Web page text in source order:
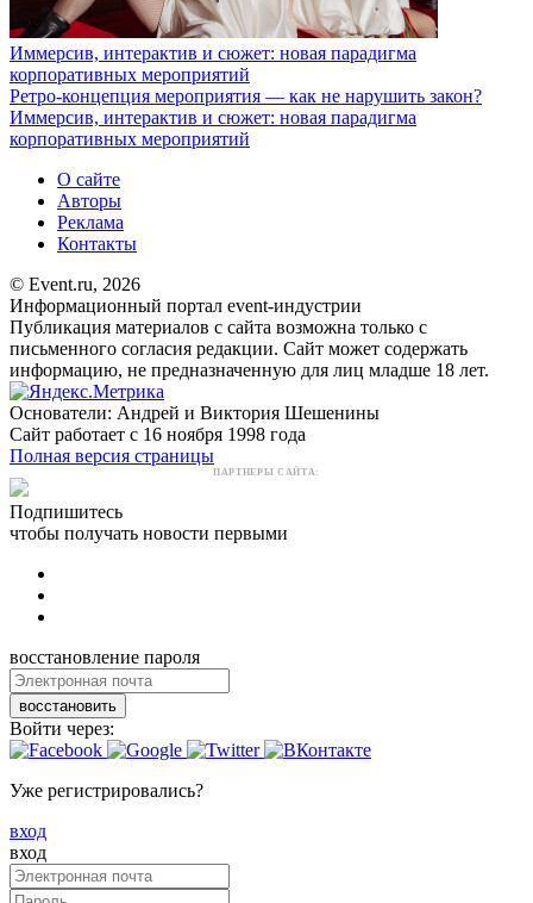
Иммерсив, интерактив и сюжет: новая парадигма
корпоративных мероприятий
Ретро-концепция мероприятия — как не нарушить закон?
Иммерсив, интерактив и сюжет: новая парадигма
корпоративных мероприятий
О сайте
Авторы
Реклама
Контакты
© Event.ru, 2026
Информационный портал event-индустрии
Публикация материалов с сайта возможна только с
письменного согласия редакции. Сайт может содержать
информацию, не предназначенную для лиц младше 18 лет.
Основатели: Андрей и Виктория Шешенины
Сайт работает с 16 ноября 1998 года
Полная версия страницы
ПАРТНЕРЫ САЙТА:
Подпишитесь
чтобы получать новости первыми
восстановление пароля
восстановить
Войти через:
Уже регистрировались?
вход
вход